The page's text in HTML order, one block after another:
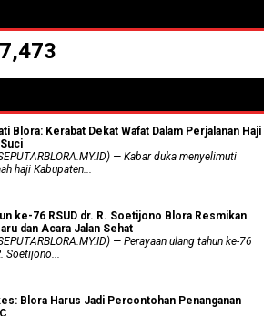
Blora: Kerabat Dekat Wafat Dalam Perjalanan Haji
— Kabar duka menyelimuti
haji Kabupaten...
ke-76 RSUD dr. R. Soetijono Blora Resmikan
dan Acara Jalan Sehat
— Perayaan ulang tahun ke-76
Soetijono...
Blora Harus Jadi Percontohan Penanganan